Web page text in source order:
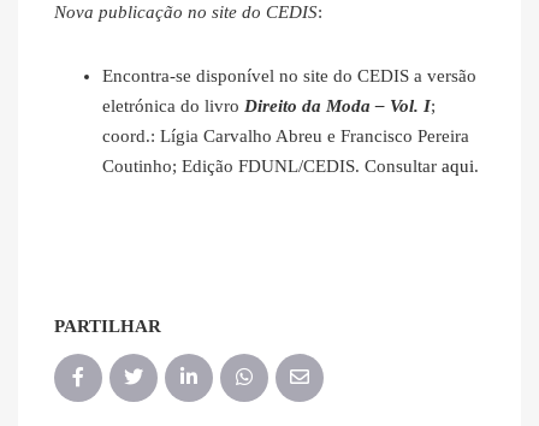
Nova publicação no site do CEDIS:
Encontra-se disponível no site do CEDIS a versão
eletrónica do livro Direito da Moda – Vol. I;
coord.: Lígia Carvalho Abreu e Francisco Pereira
Coutinho; Edição FDUNL/CEDIS. Consultar aqui.
PARTILHAR